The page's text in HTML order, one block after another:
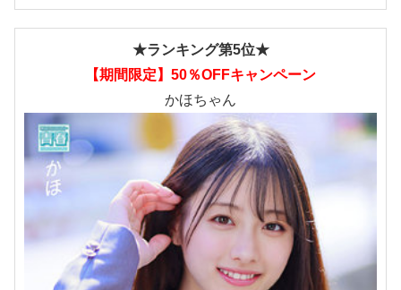
★ランキング第5位★
【期間限定】50％OFFキャンペーン
かほちゃん